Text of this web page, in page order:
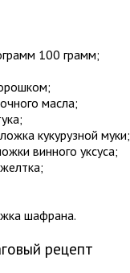
100 грамм;
масла;
кукурузной муки;
винного уксуса;
шафрана.
рецепт